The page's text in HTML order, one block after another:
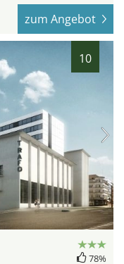
zum Angebot
10
78%